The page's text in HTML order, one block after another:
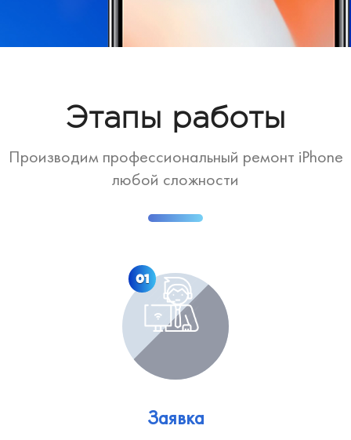
Этапы работы
Производим профессиональный ремонт iPhone
любой сложности
01
Заявка